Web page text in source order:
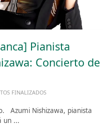
Pianista
Concierto de
FINALIZADOS
Azumi Nishizawa, pianista
un ...